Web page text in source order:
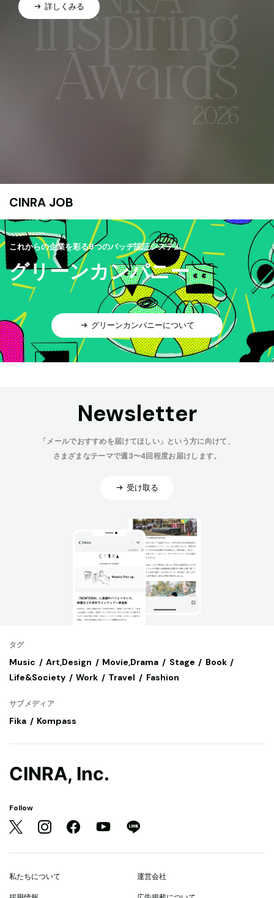
詳しくみる
CINRA JOB
これからの企業を彩る9つのバッヂ認証システム
グリーンカンパニー
グリーンカンパニーについて
Newsletter
「メールでおすすめを届けてほしい」という方に向けて、
さまざまなテーマで週3〜4回程度お届けします。
受け取る
タグ
Music Art,Design Movie,Drama Stage
Book
Life&Society
Work Travel Fashion
サブメディア
Fika Kompass
CINRA, Inc.
Follow
私たちについて 運営会社